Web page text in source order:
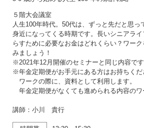
５階大会議室
人生100年時代。50代は、ずっと先だと思っ
身近になってくる時期です。長いシニアラ
らすために必要なお金はどれくらい？ワー
みましょう！
※2021年12月開催のセミナーと同じ内容です
※年金定期便がお手元にある方はお持ちくだ
ワークの際に、資料として利用します。
年金定期便がなくても進められる内容のワ
講師：小川 貴行